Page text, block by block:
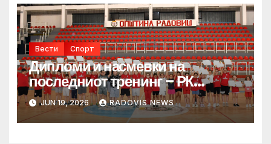
Вести Спорт
Дипломи и насмевки на
последниот тренинг – РК
Радовиш им посака среќен
распуст на најмладите
ракометарчиња
JUN 19, 2026 RADOVIS NEWS